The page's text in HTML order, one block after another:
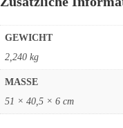
GEWICHT
2,240 kg
MASSE
51 × 40,5 × 6 cm